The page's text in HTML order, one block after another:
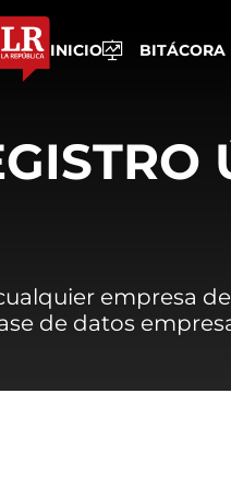
INICIO BITÁCORA
empresa
de datos